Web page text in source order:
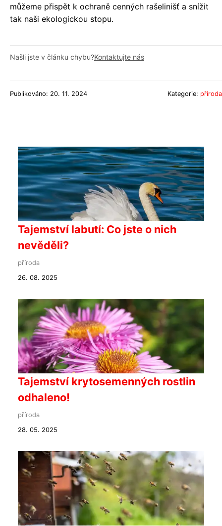
můžeme přispět k ochraně cenných rašelinišť a snížit
tak naši ekologickou stopu.
Našli jste v článku chybu?Kontaktujte nás
Publikováno: 20. 11. 2024 Kategorie: příroda
Tajemství labutí: Co jste o nich
nevěděli?
příroda
26. 08. 2025
Tajemství krytosemenných rostlin
odhaleno!
příroda
28. 05. 2025